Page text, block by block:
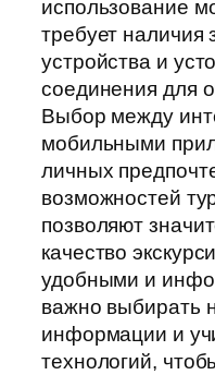
использование
требует наличия
устройства и
соединения для
Выбор между
мобильными
личных
возможностей
позволяют
качество
удобными и
важно выбирать
информации и
технологий,